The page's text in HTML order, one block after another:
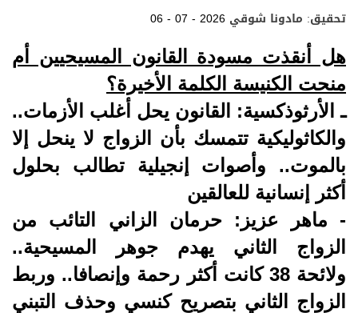
e
b
o
k
t
t
s
p
g
m
e
n
06 - 07 - 2026 تحقيق: مادونا شوقي
هل أنقذت مسودة القانون المسيحيين أم
منحت الكنيسة الكلمة الأخيرة؟
ـ الأرثوذكسية: القانون يحل أغلب الأزمات..
والكاثوليكية تتمسك بأن الزواج لا ينحل إلا
بالموت.. وأصوات إنجيلية تطالب بحلول
أكثر إنسانية للعالقين
- ماهر عزيز: حرمان الزاني التائب من
الزواج الثاني يهدم جوهر المسيحية..
ولائحة 38 كانت أكثر رحمة وإنصافا.. وربط
الزواج الثاني بتصريح كنسي وحذف التبني